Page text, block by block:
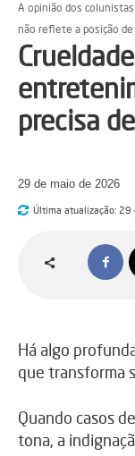
A opinião dos
não reflete a posição de
precisa
29 de maio de 2026
Última atualização: 29
Há algo
que transforma
Quando casos
tona, a